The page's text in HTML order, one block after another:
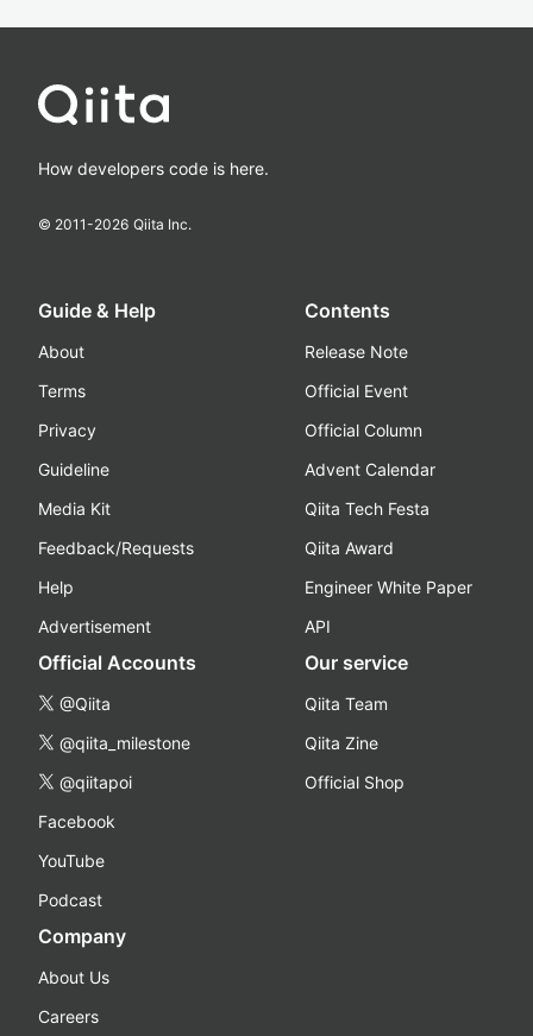
How developers code is here.
© 2011-2026 Qiita Inc.
Guide & Help
About
Terms
Privacy
Guideline
Media Kit
Feedback/Requests
Help
Advertisement
Contents
Release Note
Official Event
Official Column
Advent Calendar
Qiita Tech Festa
Qiita Award
Engineer White Paper
API
Official Accounts
@Qiita
@qiita_milestone
@qiitapoi
Facebook
YouTube
Podcast
Our service
Qiita Team
Qiita Zine
Official Shop
Company
About Us
Careers